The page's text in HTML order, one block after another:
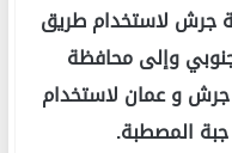
جرش لاستخدام طريق
وإلى محافظة
جرش و عمان لاستخدام
المصطبة.